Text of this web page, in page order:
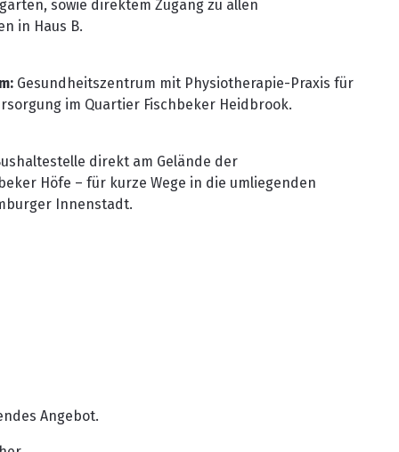
sowie direktem Zugang zu allen
in Haus B.
Gesundheitszentrum mit Physiotherapie-Praxis für
im Quartier Fischbeker Heidbrook.
direkt am Gelände der
Höfe – für kurze Wege in die umliegenden
Innenstadt.
Angebot.